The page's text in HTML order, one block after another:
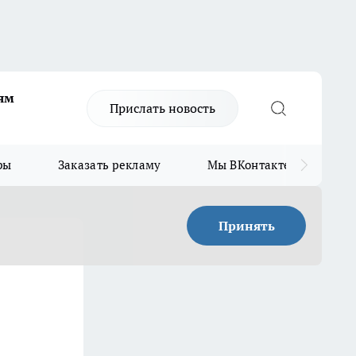
Прислать новость
Заказать рекламу Мы ВКонтакте
Принять